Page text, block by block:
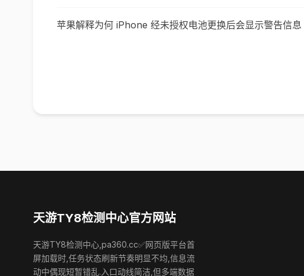
苹果解释为何 iPhone 经未授权电池更换后会显示警告信息
天游TY8检测中心官方网站
天游TY8检测中心,pa360.cc✅网页版平台首
屏加载时,任务状态刷新节奏明显不均,信息流
动中偶现短暂错乱.入口动线简洁,但多端数据